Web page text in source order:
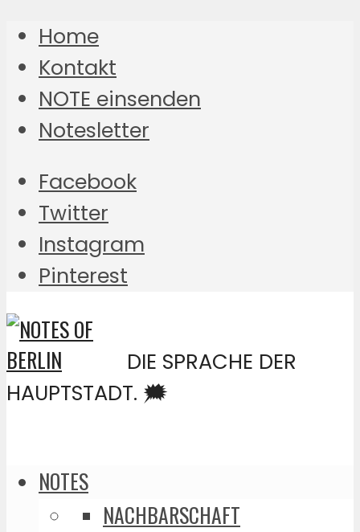
Home
Kontakt
NOTE einsenden
Notesletter
Facebook
Twitter
Instagram
Pinterest
DIE SPRACHE DER
HAUPTSTADT. 🗯️
NOTES
NACHBARSCHAFT